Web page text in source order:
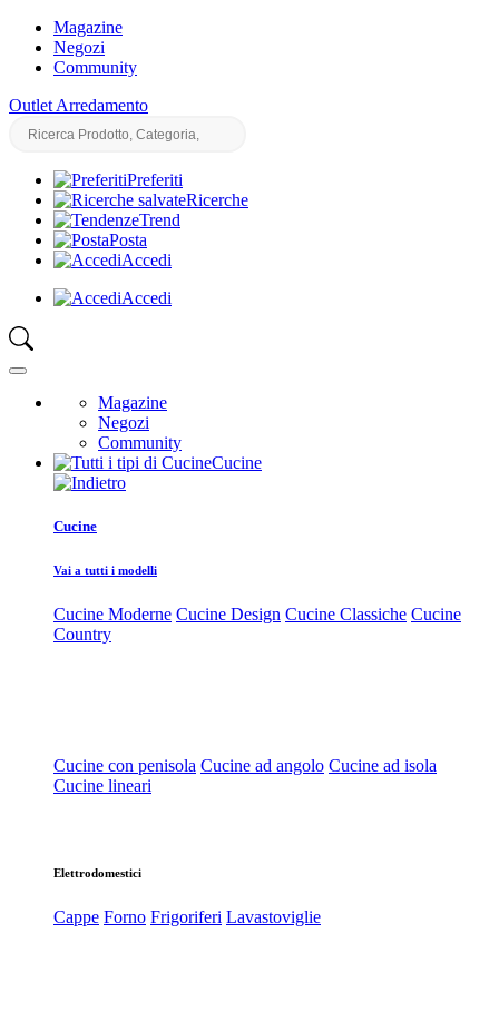
Magazine
Negozi
Community
Outlet Arredamento
Preferiti
Ricerche
Trend
Posta
Accedi
Accedi
Magazine
Negozi
Community
Cucine
Cucine
Vai a tutti i modelli
Cucine Moderne Cucine Design Cucine Classiche Cucine
Country
Cucine con penisola Cucine ad angolo Cucine ad isola
Cucine lineari
Elettrodomestici
Cappe Forno Frigoriferi Lavastoviglie